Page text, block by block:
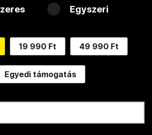
Egyszeri
19 990 Ft 49 990 Ft
Egyedi támogatás